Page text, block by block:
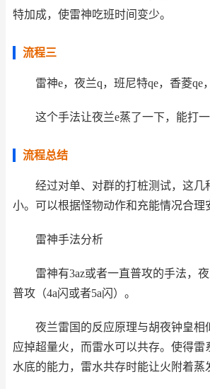
特加成，使雷神吃班时间变少。
流程三
雷神e，夜兰q，班尼特qe，香菱qe
这个手法让夜兰e蒸了一下，能打一
流程总结
经过对单、对群的打桩测试，这几
小。可以根据怪物动作和充能情况合理
雷神手法分析
雷神有3az或者一直普攻的手法，
普攻（4a闪或者5a闪）。
夜兰雷国的反应原理与胡夜钟皇相
应掉超量火，而雷水可以共存。使得雷
水底的能力，雷水共存时能让火附着蒸